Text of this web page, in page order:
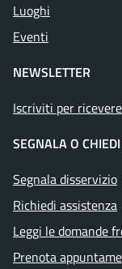
Luoghi
Eventi
NEWSLETTER
Iscriviti per
SEGNALA O
Segnala disservizio
Richiedi assistenza
Leggi le domande
Prenota